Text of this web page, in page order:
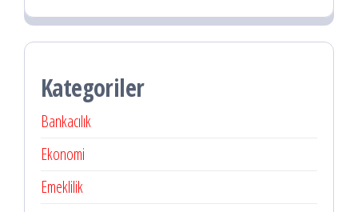
Kategoriler
Bankacılık
Ekonomi
Emeklilik